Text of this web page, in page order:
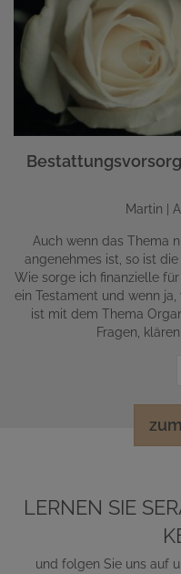
Martin |
Auch wenn das Thema
angenehmes ist, so ist
Wie sorge ich finanzielle
ein Testament und wenn
ist mit dem Thema
Fragen,
LERNEN SIE
und folgen Sie uns auf